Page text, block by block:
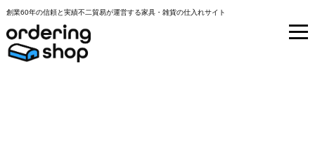
創業60年の信頼と実績不二貿易が運営する家具・雑貨の仕入れサイト